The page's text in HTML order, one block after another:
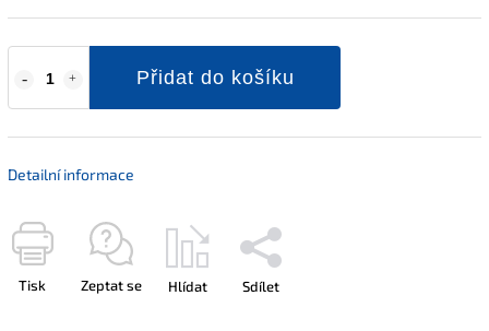
Přidat do košíku
Detailní informace
Tisk Zeptat se Hlídat Sdílet